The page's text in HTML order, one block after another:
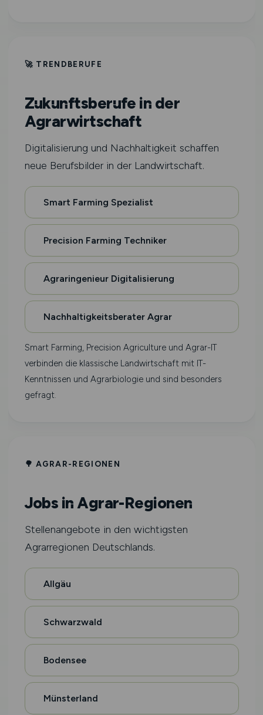
🚀 TRENDBERUFE
Zukunftsberufe in der
Agrarwirtschaft
Digitalisierung und Nachhaltigkeit schaffen
neue Berufsbilder in der Landwirtschaft.
Smart Farming Spezialist
Precision Farming Techniker
Agraringenieur Digitalisierung
Nachhaltigkeitsberater Agrar
Smart Farming, Precision Agriculture und Agrar-IT
verbinden die klassische Landwirtschaft mit IT-
Kenntnissen und Agrarbiologie und sind besonders
gefragt.
🌳 AGRAR-REGIONEN
Jobs in Agrar-Regionen
Stellenangebote in den wichtigsten
Agrarregionen Deutschlands.
Allgäu
Schwarzwald
Bodensee
Münsterland